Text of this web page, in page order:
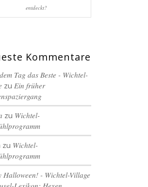
entdeckt?
Kommentare
Tag das Beste - Wichtel-
zu Ein früher
zu Wichtel-
zu Wichtel-
Halloween! - Wichtel-Village